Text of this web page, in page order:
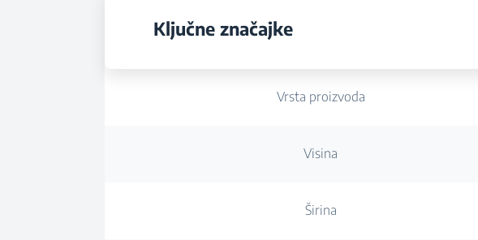
Ključne značajke
Vrsta proizvoda
Visina
Širina